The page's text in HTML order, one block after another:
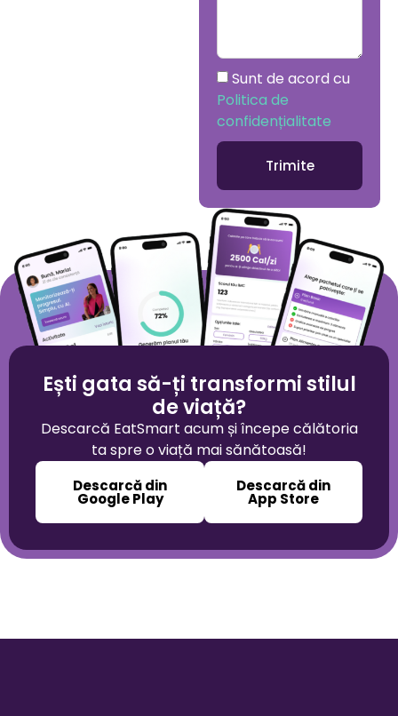
Sunt de acord cu
Politica de
confidențialitate
Trimite
Ești gata să-ți transformi stilul
de viață?
Descarcă EatSmart acum și începe călătoria
ta spre o viață mai sănătoasă!
Descarcă din
Google Play
Descarcă din
App Store